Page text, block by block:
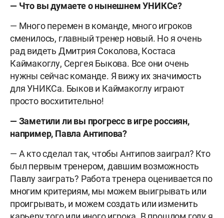
— Что вы думаете о нынешнем УНИКСе?
— Много перемен в команде, много игроков
сменилось, главный тренер новый. Но я очень
рад видеть Дмитрия Соколова, Костаса
Каймакоглу, Сергея Быкова. Все они очень
нужны сейчас команде. Я вижу их значимость
для УНИКСа. Быков и Каймакоглу играют
просто восхитительно!
— Заметили ли вы прогресс в игре россиян,
например, Павла Антипова?
— А кто сделал так, чтобы Антипов заиграл? Кто
был первым тренером, давшим возможность
Павлу заиграть? Работа тренера оценивается по
многим критериям, мы можем выигрывать или
проигрывать, и можем создать или изменить